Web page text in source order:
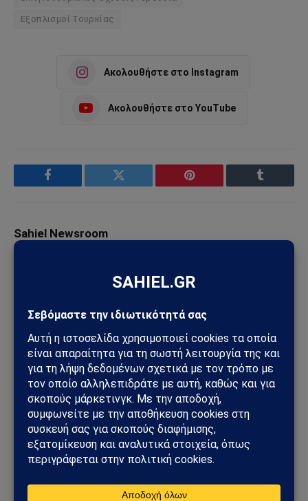
Εξοπλισμοί Τουρκίας
Ακολουθήστε στο Instagram
Ακολουθήστε στο YouTube
Facebook Twitter Pinterest Tumblr
Sahiel Newsroom
Το Sahiel.gr είναι ανεξάρτητη ψηφιακή πύλη ενημέρωσης
ασφάλεια, τα εθνικά ζητήματα και τις διεθνείς εξελίξεις
που επηρεάζουν την Ελλάδα και τον ευρύτερο ελληνισμό.
ΔΕΙΤΕ ΕΠΙΣΗΣ →